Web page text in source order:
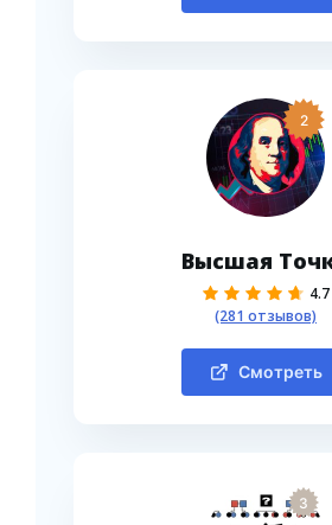
2
Высшая
4.7
(281 отзывов)
Смотреть
3